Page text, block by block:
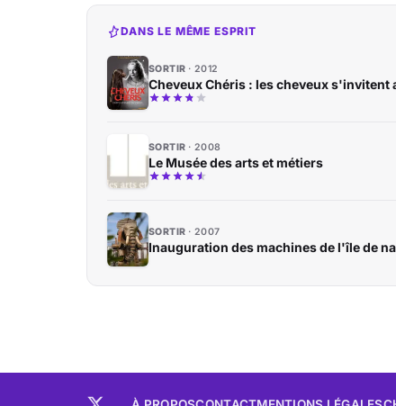
DANS LE MÊME ESPRIT
SORTIR 2012
Cheveux Chéris : les cheveux s'invitent
SORTIR 2008
Le Musée des arts et métiers
SORTIR 2007
Inauguration des machines de l'île de